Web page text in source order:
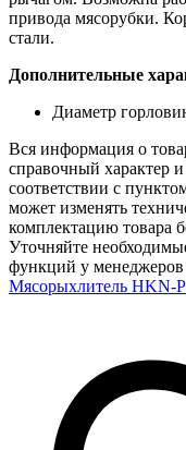
привода мясорубки.
стали.
Дополнительные
Диаметр
Вся информация о
справочный характер
соответствии с
может изменять
комплектацию товара
Уточняйте
функций у менеджеров
Мясорыхлитель HKN-